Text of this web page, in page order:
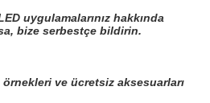
uygulamalarınız hakkında
bize serbestçe bildirin.
ve ücretsiz aksesuarları